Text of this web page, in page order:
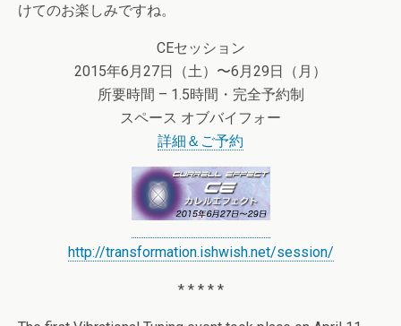
けてのお楽しみですね。
CEセッション
2015年6月27日（土）〜6月29日（月）
所要時間 – 1.5時間・完全予約制
スペース オブバイフォー
詳細＆ご予約
http://transformation.ishwish.net/session/
* * * * *